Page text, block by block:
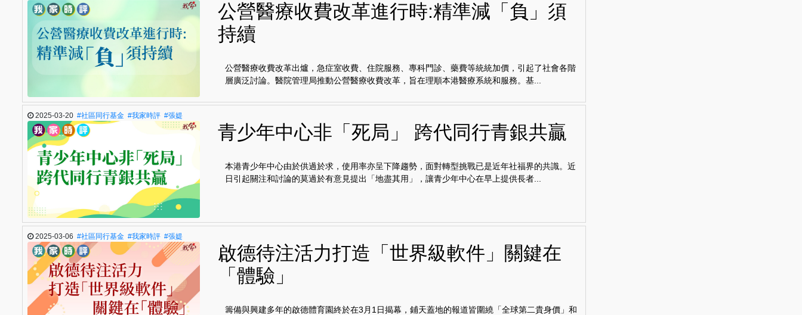
公營醫療收費改革進行時:精準減「負」須
持續
公營醫療收費改革出爐，急症室收費、住院服務、專科門診、藥費等統統加價，引起了社會各階
層廣泛討論。醫院管理局推動公營醫療收費改革，旨在理順本港醫療系統和服務。基...
2025-03-20 #社區同行基金 #我家時評 #張媞
青少年中心非「死局」 跨代同行青銀共贏
本港青少年中心由於供過於求，使用率亦呈下降趨勢，面對轉型挑戰已是近年社福界的共識。近
日引起關注和討論的莫過於有意見提出「地盡其用」，讓青少年中心在早上提供長者...
2025-03-06 #社區同行基金 #我家時評 #張媞
啟德待注活力打造「世界級軟件」關鍵在
「體驗」
籌備與興建多年的啟德體育園終於在3月1日揭幕，鋪天蓋地的報道皆圍繞「全球第二貴身價」和